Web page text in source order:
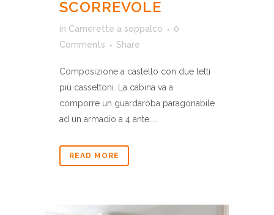
SCORREVOLE
in Camerette a soppalco
0
Comments
Share
Composizione a castello con due letti
più cassettoni. La cabina va a
comporre un guardaroba paragonabile
ad un armadio a 4 ante....
READ MORE